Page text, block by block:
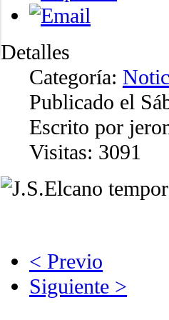
Biografía Juan
Sábado, 04 Diciembre
provincia de Guipúzcoa, hacia
comerciante, participó en la
Características del
Sábado, 04 Diciembre
CARACTERÍSTICAS - Buque
de Elcano" Descripcion del buque.
HISTÓRICOS. ASTILLEROS:
LARRINAGA (CADIZ)....Read
Detalles
Categoría:
Publicado el
Escrito por
Visitas: 3091
< Previo
Siguiente >